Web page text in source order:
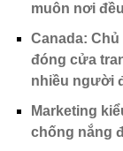
muôn nơi
Canada:
đóng cửa
nhiều người
Marketing
chống nắng